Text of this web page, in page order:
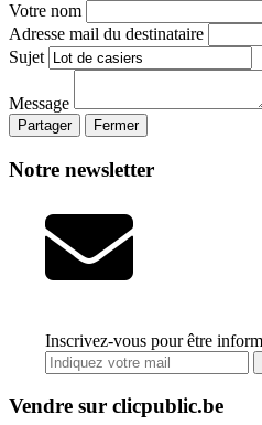
Votre nom
Adresse mail du destinataire
Sujet
Message
Partager Fermer
Notre newsletter
Inscrivez-vous pour être
Vendre sur clicpublic.be